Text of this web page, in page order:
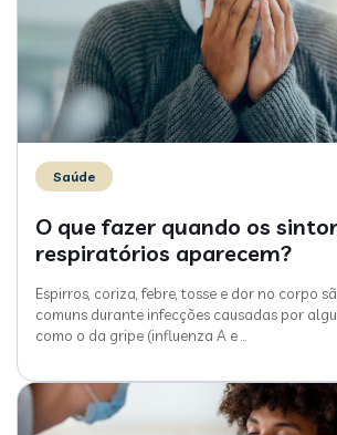
Saúde
O que fazer quando os
respiratórios aparecem?
Espirros, coriza, febre, tosse e dor no corpo
comuns durante infecções causadas por
como o da gripe (influenza A e